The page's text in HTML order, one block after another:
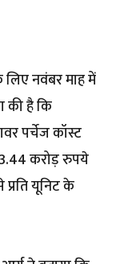
नवंबर माह में
की है कि
पर्चेज कॉस्ट
करोड़ रुपये
यूनिट के